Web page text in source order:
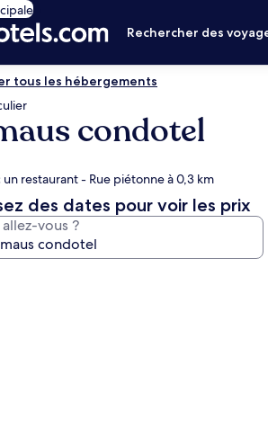
Rechercher des
tous les hébergements
condotel
un restaurant - Rue piétonne à 0,3 km
des dates pour voir les prix
vous ?